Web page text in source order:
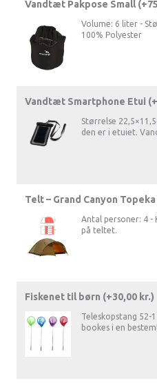
Vandtæt Pakpose Small (+
Volume: 6 liter -
100% Polyester
Vandtæt Smartphone Etui (+
Størrelse
den er i etuiet.
Telt – Grand Canyon Topeka
Antal personer: 4 -
på teltet.
Fiskenet til børn (+30,00 kr.)
Teleskopstang 52-
bookes i en